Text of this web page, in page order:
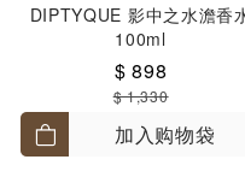
DIPTYQUE 影中之水澹香
100ml
$ 898
$ 1,330
加入购物袋